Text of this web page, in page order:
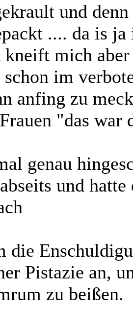
und
.... da is
kneift mich
schon im
anfing zu
"das war
genau
und
die
Pistazie an,
zu beißen.